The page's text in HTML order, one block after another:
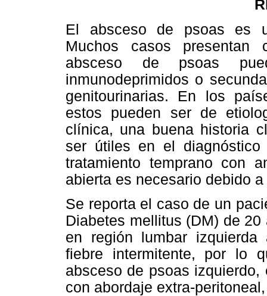
El absceso de psoas es
Muchos casos presentan
absceso de psoas
inmunodeprimidos o
genitourinarias. En los
estos pueden ser de
clínica, una buena historia
ser útiles en el
tratamiento temprano con
abierta es necesario debido
Se reporta el caso de un
Diabetes mellitus (DM) de
en región lumbar
fiebre intermitente, por lo
absceso de psoas
con abordaje extra-